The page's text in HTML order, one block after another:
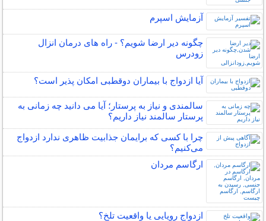
آزمایش اسپرم
چگونه دیر ارضا شویم؟ - راه های درمان انزال
زودرس
آیا ازدواج با بیماران دوقطبی امکان پذیر است؟
سالمندی و نیاز به پرستار؛ آیا می دانید چه زمانی به
پرستار سالمند نیاز داریم؟
چرا با کسی که برایمان جذابیت ظاهری ندارد ازدواج
می‌کنیم؟
ارگاسم مردان
ازدواج رویایی یا واقعیت تلخ؟